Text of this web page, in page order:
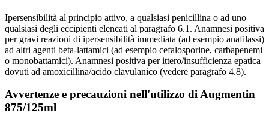
Ipersensibilità al principio attivo, a qualsiasi penicillina o ad uno
qualsiasi degli eccipienti elencati al paragrafo 6.1. Anamnesi positiva
per gravi reazioni di ipersensibilità immediata (ad esempio anafilassi)
ad altri agenti beta-lattamici (ad esempio cefalosporine, carbapenemi
o monobattamici). Anamnesi positiva per ittero/insufficienza epatica
dovuti ad amoxicillina/acido clavulanico (vedere paragrafo 4.8).
Avvertenze e precauzioni nell'utilizzo di Augmentin
875/125ml